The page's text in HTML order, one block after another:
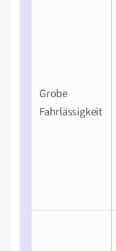
Grobe
Fahrlässigkeit